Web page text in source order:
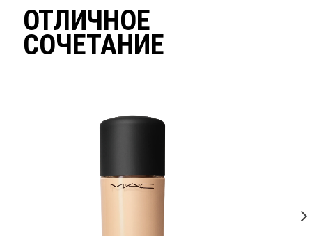
ОТЛИЧНОЕ
СОЧЕТАНИЕ